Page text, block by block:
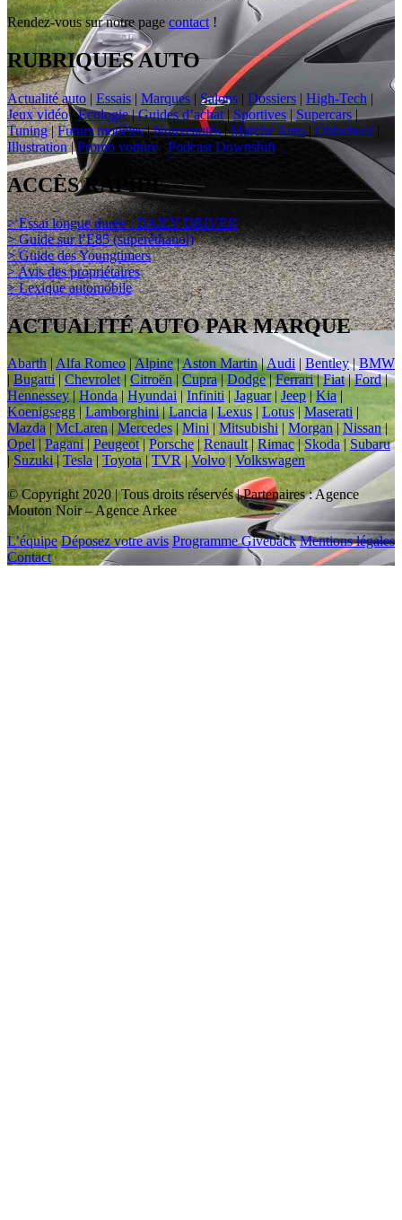
Rendez-vous sur notre page contact !
RUBRIQUES AUTO
Actualité auto | Essais | Marques |Salons | Dossiers | High-Tech |
Jeux vidéo|Ecologie|Guides d’achat | Sportives | Supercars |
Tuning|Futurs modèles|Nouveautés|Marché Auto | Oldschool |
Illustration|Promo voiture Podcast Downshift
ACCÈS RAPIDE
> Essai longue durée : DAILY DRIVER
> Guide sur l’E85 (superéthanol)
> Guide des Youngtimers
> Avis des propriétaires
> Lexique automobile
ACTUALITÉ AUTO PAR MARQUE
Abarth | Alfa Romeo|Alpine|Aston Martin|Audi| Bentley|BMW
| Bugatti|Chevrolet|Citroën |Cupra|Dodge|Ferrari|Fiat|Ford|
Hennessey|Honda| Hyundai |Infiniti |Jaguar| Jeep|Kia |
Koenigsegg|Lamborghini|Lancia|Lexus | Lotus| Maserati |
Mazda |McLaren|Mercedes | Mini | Mitsubishi | Morgan|Nissan|
Opel | Pagani|Peugeot|Porsche|Renault| Rimac|Skoda| Subaru
| Suzuki|Tesla| Toyota | TVR|Volvo|Volkswagen
© Copyright 2020 | Tous droits réservés | Partenaires : Agence
Mouton Noir – Agence Arkee
L’équipe Déposez votre avis Programme Giveback Mentions légales
Contact